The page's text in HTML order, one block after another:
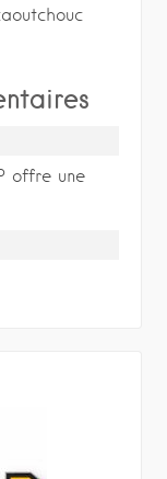
offre une